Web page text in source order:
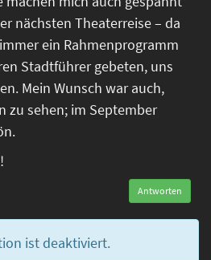
nächsten Theaterreise – da
ein Rahmenprogramm
Stadtführer gebeten, uns
Mein Wunsch war auch,
zu sehen; im September
Antworten
ist deaktiviert.